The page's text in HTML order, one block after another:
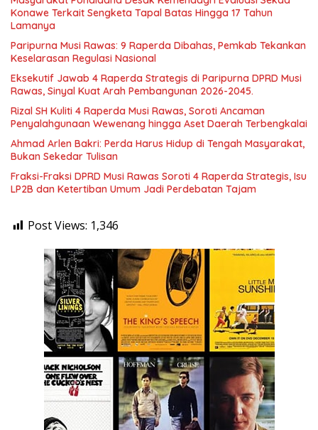
Konawe Terkait Sengketa Tapal Batas Hingga 17 Tahun
Lamanya
Paripurna Musi Rawas: 9 Raperda Dibahas, Pemkab Tekankan
Keselarasan Regulasi Nasional
Eksekutif Jawab 4 Raperda Strategis di Paripurna DPRD Musi
Rawas, Sinyal Kuat Arah Pembangunan 2026-2045.
Rizal SH Kuliti 4 Raperda Musi Rawas, Soroti Ancaman
Penyalahgunaan Wewenang hingga Aset Daerah Terbengkalai
Ahmad Arlen Bakri: Perda Harus Hidup di Tengah Masyarakat,
Bukan Sekedar Tulisan
Fraksi-Fraksi DPRD Musi Rawas Soroti 4 Raperda Strategis, Isu
LP2B dan Ketertiban Umum Jadi Perdebatan Tajam
Post Views: 1,346